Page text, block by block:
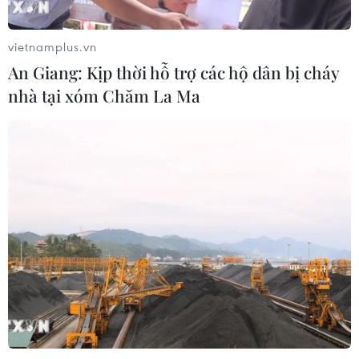
Sở hữu trí tuệ
Quy định sử dụng
RSS
Hỗ trợ
Ngôn ngữ
TTXVN
Dịch vụ tin
Quảng cáo
vietnamplus.vn
An Giang: Kịp thời hỗ trợ các hộ dân bị cháy
nhà tại xóm Chăm La Ma